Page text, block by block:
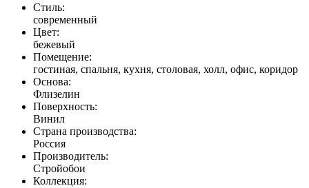
Стиль:
современный
Цвет:
бежевый
Помещение:
гостиная, спальня, кухня, столовая, холл, офис, коридор
Основа:
Флизелин
Поверхность:
Винил
Страна производства:
Россия
Производитель:
Стройобои
Коллекция: